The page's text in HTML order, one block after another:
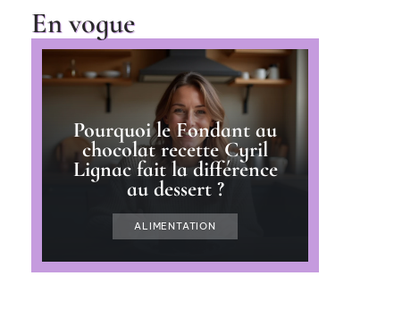
En vogue
Pourquoi le Fondant au
chocolat recette Cyril
Lignac fait la différence
au dessert ?
ALIMENTATION